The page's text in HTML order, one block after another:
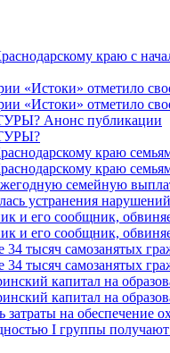
краю с
«Истоки» отметило
«Истоки» отметило
Анонс публикации
краю
краю
семейную
устранения нарушений
и его сообщник,
и его сообщник,
тысяч самозанятых
тысяч самозанятых
капитал на
капитал на
на обеспечение
I группы